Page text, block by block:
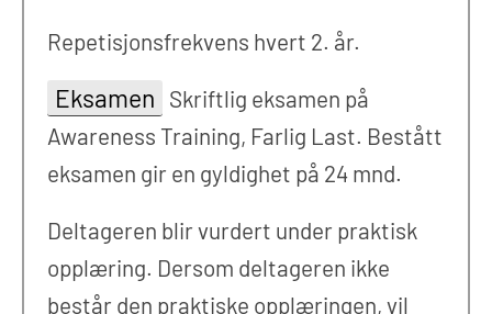
Repetisjonsfrekvens hvert 2. år.
Eksamen Skriftlig eksamen på
Awareness Training, Farlig Last. Bestått
eksamen gir en gyldighet på 24 mnd.
Deltageren blir vurdert under praktisk
opplæring. Dersom deltageren ikke
består den praktiske opplæringen, vil